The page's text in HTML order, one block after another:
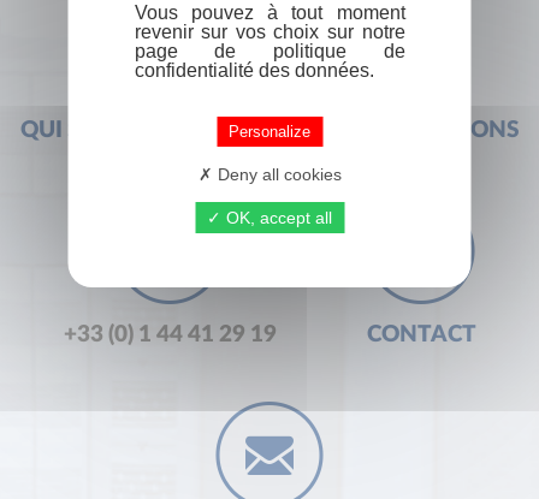
QUI SOMMES-NOUS ?FOIRE AUX QUESTIONS
+33 (0) 1 44 41 29 19 CONTACT
Vous pouvez à tout moment
revenir sur vos choix sur notre
page de politique de
confidentialité des données.
Personalize
Deny all cookies
OK, accept all